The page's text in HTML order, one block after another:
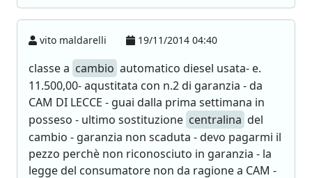
vito maldarelli 19/11/2014 04:40
classe a cambio automatico diesel usata- e.
11.500,00- aqustitata con n.2 di garanzia - da
CAM DI LECCE - guai dalla prima settimana in
posseso - ultimo sostituzione centralina del
cambio - garanzia non scaduta - devo pagarmi il
pezzo perchè non riconosciuto in garanzia - la
legge del consumatore non da ragione a CAM -